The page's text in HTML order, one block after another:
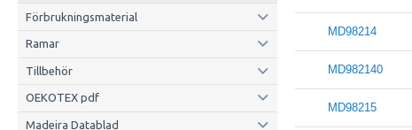
Förbrukningsmaterial
Ramar
Tillbehör
OEKOTEX pdf
Madeira Datablad
MD98214
MD982140
MD98215